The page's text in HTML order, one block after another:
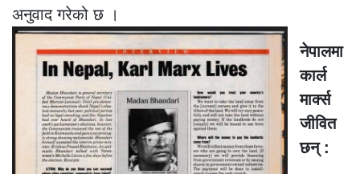
अनुवाद गरेको छ ।
नेपालमा
कार्ल
मार्क्स
जीवित
छन् :